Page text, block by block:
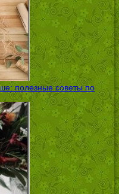
полезные советы по